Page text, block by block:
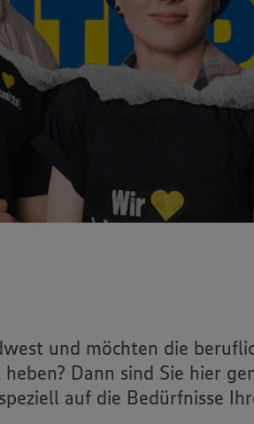
und möchten die
Dann sind Sie hier
auf die Bedürfnisse